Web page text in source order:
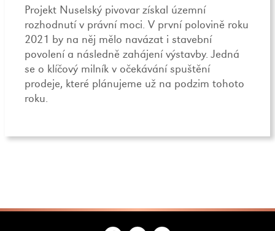
Projekt Nuselský pivovar získal územní
rozhodnutí v právní moci. V první polovině roku
2021 by na něj mělo navázat i stavební
povolení a následně zahájení výstavby. Jedná
se o klíčový milník v očekávání spuštění
prodeje, které plánujeme už na podzim tohoto
roku.